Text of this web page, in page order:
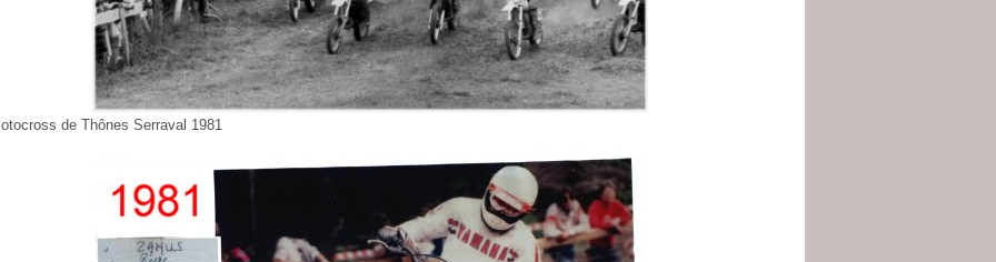
de Thônes Serraval 1981